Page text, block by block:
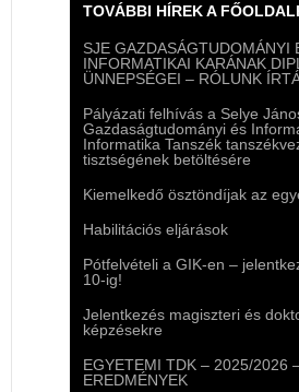
TOVÁBBI HÍREK A
SJE GAZDASÁGTUDOMÁNYI
INFORMATIKAI KARÁNAK
ÜNNEPSÉGEI – RÓLUNK
Pályázati felhívás a Selye
Gazdaságtudományi és
Informatika Tanszék
tisztségének betöltésére
Kiemelkedő ösztöndíjak az
Habilitációs eljárások
Pótfelvételi a GIK-en –
10-ig!
Jelentkezés magiszteri és
képzésekre
EGYETEMI TDK – 2025/2026
EREDMÉNYEK